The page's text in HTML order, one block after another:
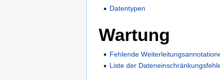
Datentypen
Wartung
Fehlende
Liste der